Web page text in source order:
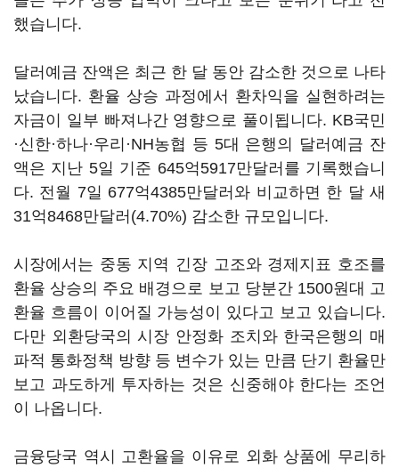
했습니다.
달러예금 잔액은 최근 한 달 동안 감소한 것으로 나타
났습니다. 환율 상승 과정에서 환차익을 실현하려는
자금이 일부 빠져나간 영향으로 풀이됩니다. KB국민
·신한·하나·우리·NH농협 등 5대 은행의 달러예금 잔
액은 지난 5일 기준 645억5917만달러를 기록했습니
다. 전월 7일 677억4385만달러와 비교하면 한 달 새
31억8468만달러(4.70%) 감소한 규모입니다.
시장에서는 중동 지역 긴장 고조와 경제지표 호조를
환율 상승의 주요 배경으로 보고 당분간 1500원대 고
환율 흐름이 이어질 가능성이 있다고 보고 있습니다.
다만 외환당국의 시장 안정화 조치와 한국은행의 매
파적 통화정책 방향 등 변수가 있는 만큼 단기 환율만
보고 과도하게 투자하는 것은 신중해야 한다는 조언
이 나옵니다.
금융당국 역시 고환율을 이유로 외화 상품에 무리하